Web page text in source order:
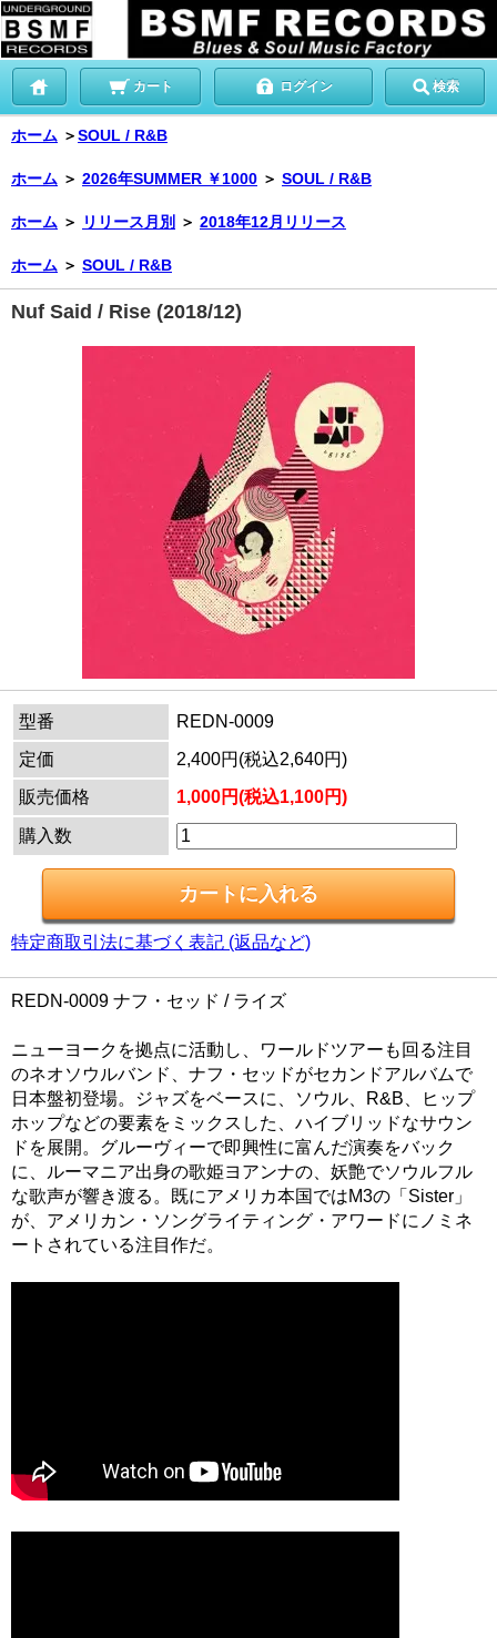
カート ログイン 検索
ホーム ＞SOUL / R&B
ホーム ＞ 2026年SUMMER ￥1000 ＞ SOUL / R&B
ホーム ＞ リリース月別 ＞ 2018年12月リリース
ホーム ＞ SOUL / R&B
Nuf Said / Rise (2018/12)
型番
REDN-0009
定価
2,400円(税込2,640円)
販売価格
1,000円(税込1,100円)
購入数
特定商取引法に基づく表記 (返品など)
REDN-0009 ナフ・セッド / ライズ
ニューヨークを拠点に活動し、ワールドツアーも回る注目
のネオソウルバンド、ナフ・セッドがセカンドアルバムで
日本盤初登場。ジャズをベースに、ソウル、R&B、ヒップ
ホップなどの要素をミックスした、ハイブリッドなサウン
ドを展開。グルーヴィーで即興性に富んだ演奏をバック
に、ルーマニア出身の歌姫ヨアンナの、妖艶でソウルフル
な歌声が響き渡る。既にアメリカ本国ではM3の「Sister」
が、アメリカン・ソングライティング・アワードにノミネ
ートされている注目作だ。